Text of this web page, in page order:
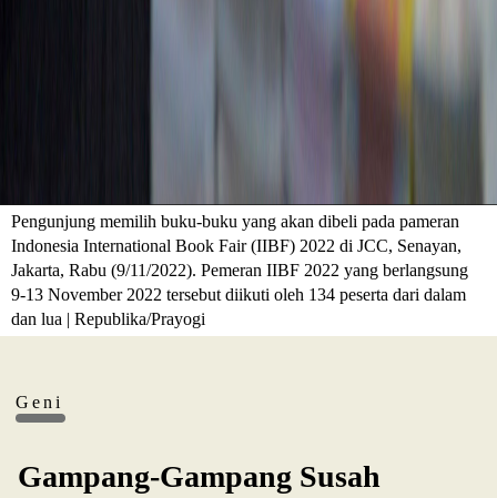
Pengunjung memilih buku-buku yang akan dibeli pada pameran
Indonesia International Book Fair (IIBF) 2022 di JCC, Senayan,
Jakarta, Rabu (9/11/2022). Pemeran IIBF 2022 yang berlangsung
9-13 November 2022 tersebut diikuti oleh 134 peserta dari dalam
dan lua | Republika/Prayogi
Geni
Gampang-Gampang Susah